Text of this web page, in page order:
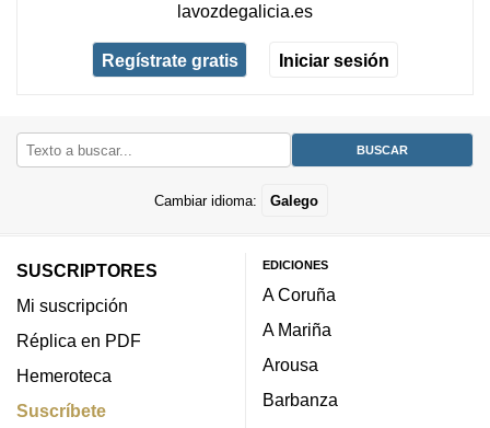
lavozdegalicia.es
Regístrate gratis Iniciar sesión
Cambiar idioma: Galego
SUSCRIPTORES
Mi suscripción
Réplica en PDF
Hemeroteca
Suscríbete
EDICIONES
A Coruña
A Mariña
Arousa
Barbanza